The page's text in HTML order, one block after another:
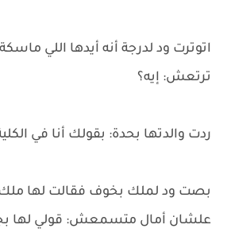
اتوترت ود لدرجة أنه أيدها اللي
ترتعش: إيه؟
ردت والدتها بحدة: بقولك أنا في
بصت ود لملك بخوف فقالت لها
علشان أمال متسمعش: قولي لها